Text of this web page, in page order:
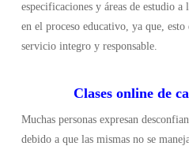
especificaciones y áreas de estudio
en el proceso educativo, ya que,
servicio integro y responsable.
Clases online de
Muchas personas expresan
debido a que las mismas no se